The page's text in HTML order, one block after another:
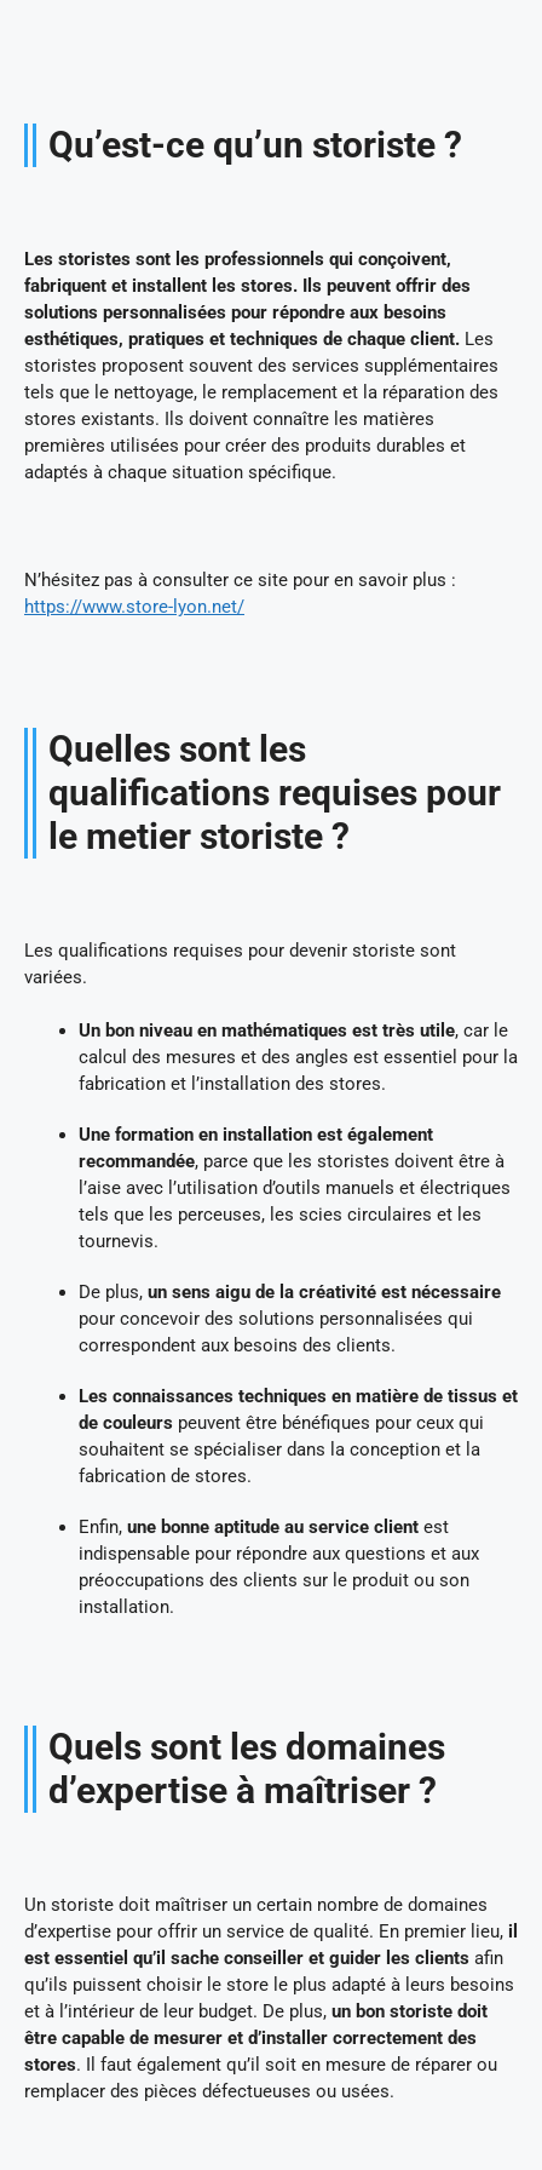
Qu’est-ce qu’un storiste ?
Les storistes sont les professionnels qui conçoivent,
fabriquent et installent les stores. Ils peuvent offrir des
solutions personnalisées pour répondre aux besoins
esthétiques, pratiques et techniques de chaque client. Les
storistes proposent souvent des services supplémentaires
tels que le nettoyage, le remplacement et la réparation des
stores existants. Ils doivent connaître les matières
premières utilisées pour créer des produits durables et
adaptés à chaque situation spécifique.
N’hésitez pas à consulter ce site pour en savoir plus :
https://www.store-lyon.net/
Quelles sont les
qualifications requises pour
le metier storiste ?
Les qualifications requises pour devenir storiste sont
variées.
Un bon niveau en mathématiques est très utile, car le
calcul des mesures et des angles est essentiel pour la
fabrication et l’installation des stores.
Une formation en installation est également
recommandée, parce que les storistes doivent être à
l’aise avec l’utilisation d’outils manuels et électriques
tels que les perceuses, les scies circulaires et les
tournevis.
De plus, un sens aigu de la créativité est nécessaire
pour concevoir des solutions personnalisées qui
correspondent aux besoins des clients.
Les connaissances techniques en matière de tissus et
de couleurs peuvent être bénéfiques pour ceux qui
souhaitent se spécialiser dans la conception et la
fabrication de stores.
Enfin, une bonne aptitude au service client est
indispensable pour répondre aux questions et aux
préoccupations des clients sur le produit ou son
installation.
Quels sont les domaines
d’expertise à maîtriser ?
Un storiste doit maîtriser un certain nombre de domaines
d’expertise pour offrir un service de qualité. En premier lieu, il
est essentiel qu’il sache conseiller et guider les clients afin
qu’ils puissent choisir le store le plus adapté à leurs besoins
et à l’intérieur de leur budget. De plus, un bon storiste doit
être capable de mesurer et d’installer correctement des
stores. Il faut également qu’il soit en mesure de réparer ou
remplacer des pièces défectueuses ou usées.